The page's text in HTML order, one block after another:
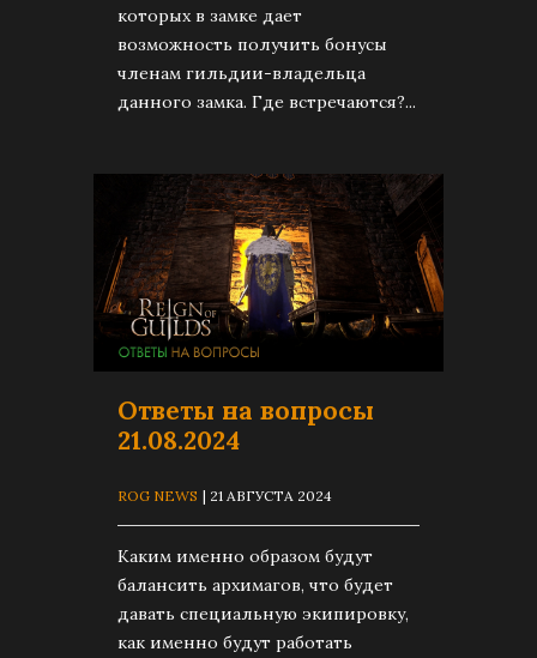
которых в замке дает
возможность получить бонусы
членам гильдии-владельца
данного замка. Где встречаются?...
Ответы на вопросы
21.08.2024
ROG NEWS | 21 АВГУСТА 2024
Каким именно образом будут
балансить архимагов, что будет
давать специальную экипировку,
как именно будут работать